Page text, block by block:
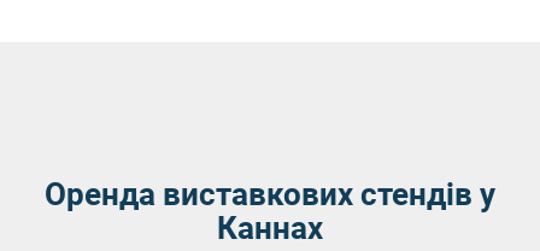
Оренда виставкових стендів у
Каннах